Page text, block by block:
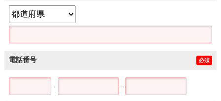
電話番号 必須
- -